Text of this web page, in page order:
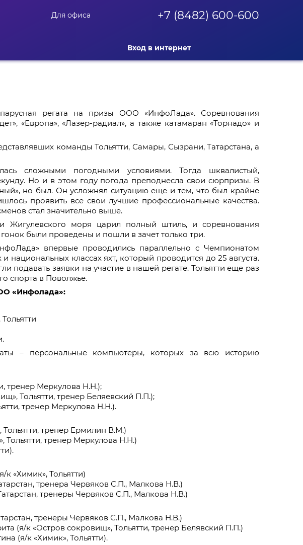
Для офиса +7 (8482) 600-600
Вход в интернет
парусная регата на призы ООО «ИнфоЛада». Соревнования
«Европа», «Лазер-радиал», а также катамаран «Торнадо» и
команды Тольятти, Самары, Сызрани, Татарстана, а
сложными погодными условиями. Тогда шквалистый,
Но и в этом году погода преподнесла свои сюрпризы. В
но был. Он усложнял ситуацию еще и тем, что был крайне
проявить все свои лучшие профессиональные качества.
стал значительно выше.
Жигулевского моря царил полный штиль, и соревнования
были проведены и пошли в зачет только три.
впервые проводились параллельно с Чемпионатом
классах яхт, который проводится до 25 августа.
подавать заявки на участие в нашей регате. Тольятти еще раз
спорта в Поволжье.
«Инфолада»:
– персональные компьютеры, которых за всю историю
тренер Меркулова Н.Н.);
Тольятти, тренер Беляевский П.П.);
тренер Меркулова Н.Н.).
Тольятти, тренер Ермилин В.М.)
Тольятти, тренер Меркулова Н.Н.)
«Химик», Тольятти)
тренера Червяков С.П., Малкова Н.В.)
тренеры Червяков С.П., Малкова Н.В.)
тренеры Червяков С.П., Малкова Н.В.)
(я/к «Остров сокровищ», Тольятти, тренер Белявский П.П.)
(я/к «Химик», Тольятти).